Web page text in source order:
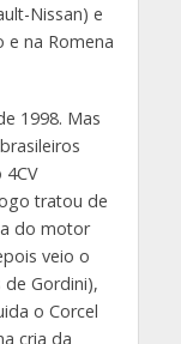
Nissan) e
e na Romena
1998. Mas
tratou de
do motor
veio o
Gordini),
o Corcel
cria da